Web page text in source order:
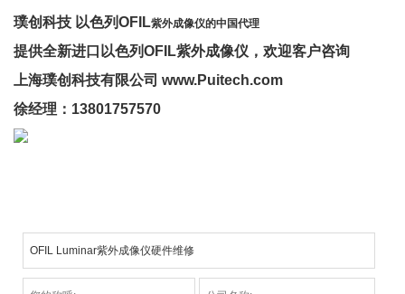
璞创科技 以色列OFIL紫外成像仪的中国代理
提供全新进口 以色列OFIL紫外成像仪 ，欢迎客户咨询
上海璞创科技有限公司 www.Puitech.com
徐经理：13801757570